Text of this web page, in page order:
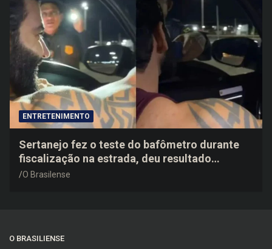
ENTRETENIMENTO
Sertanejo fez o teste do bafômetro durante
fiscalização na estrada, deu resultado
negativo e elogiou o trabalho dos agentes de
O Brasilense
O BRASILIENSE